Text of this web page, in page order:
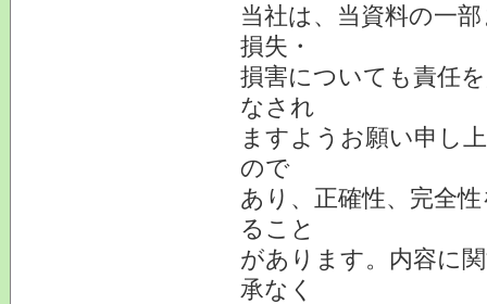
当社は、当資料の一
損失・
損害についても責任
なされ
ますようお願い申し
ので
あり、正確性、完全
ること
があります。内容に
承なく